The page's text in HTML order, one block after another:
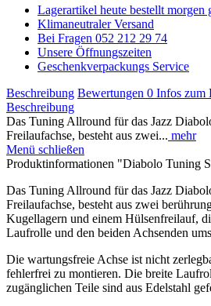
Lagerartikel heute bestellt morgen
Klimaneutraler Versand
Bei Fragen 052 212 29 74
Unsere Öffnungszeiten
Geschenkverpackungs Service
Beschreibung Bewertungen 0 Infos zum
Beschreibung
Das Tuning Allround für das Jazz
Freilaufachse, besteht aus zwei... mehr
Menü schließen
Produktinformationen "Diabolo Tuning
Das Tuning Allround für das Jazz
Freilaufachse, besteht aus zwei
Kugellagern und einem Hülsenfreilauf,
Laufrolle und den beiden Achsenden
Die wartungsfreie Achse ist nicht
fehlerfrei zu montieren. Die breite
zugänglichen Teile sind aus Edelstahl